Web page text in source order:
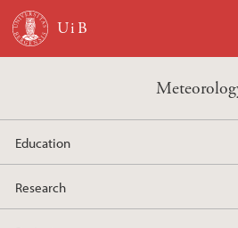
Skip to main content
Education
Research